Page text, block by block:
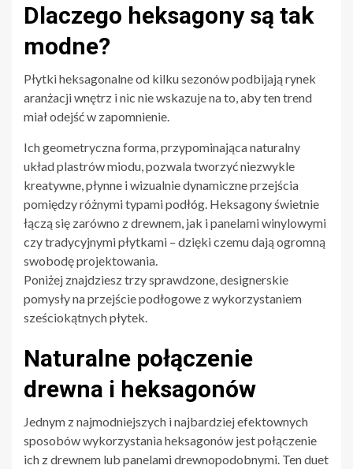
Dlaczego heksagony są tak
modne?
Płytki heksagonalne od kilku sezonów podbijają rynek
aranżacji wnętrz i nic nie wskazuje na to, aby ten trend
miał odejść w zapomnienie.
Ich geometryczna forma, przypominająca naturalny
układ plastrów miodu, pozwala tworzyć niezwykle
kreatywne, płynne i wizualnie dynamiczne przejścia
pomiędzy różnymi typami podłóg. Heksagony świetnie
łączą się zarówno z drewnem, jak i panelami winylowymi
czy tradycyjnymi płytkami – dzięki czemu dają ogromną
swobodę projektowania.
Poniżej znajdziesz trzy sprawdzone, designerskie
pomysły na przejście podłogowe z wykorzystaniem
sześciokątnych płytek.
Naturalne połączenie
drewna i heksagonów
Jednym z najmodniejszych i najbardziej efektownych
sposobów wykorzystania heksagonów jest połączenie
ich z drewnem lub panelami drewnopodobnymi. Ten duet